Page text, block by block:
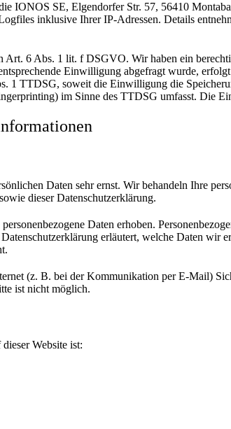
IONOS SE, Elgendorfer Str. 57, 56410
inklusive Ihrer IP-Adressen. Details
6 Abs. 1 lit. f DSGVO. Wir haben ein
Einwilligung abgefragt wurde,
1 TTDSG, soweit die Einwilligung die
im Sinne des TTDSG umfasst. Die
Daten sehr ernst. Wir behandeln Ihre
dieser Datenschutzerklärung.
Daten erhoben.
erläutert, welche Daten wir
(z. B. bei der Kommunikation per E-Mail)
ist nicht möglich.
Website ist: